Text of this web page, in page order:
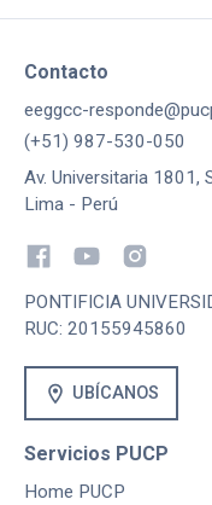
Contacto
eeggcc-
(+51) 987-530-050
Av. Universitaria 1801,
Lima - Perú
PONTIFICIA
RUC: 20155945860
location_on UBÍCANOS
Servicios PUCP
Home PUCP